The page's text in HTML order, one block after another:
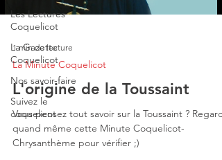
Les Lectures
Coquelicot
La Gazette
Coquelicot
Nos savoir-faire
Suivez le
coquelicot
1 min de lecture
La Minute Coquelicot
L'origine de la Toussaint
Vous pensez tout savoir sur la Toussaint ?
quand même cette Minute Coquelicot-
Chrysanthème pour vérifier ;)